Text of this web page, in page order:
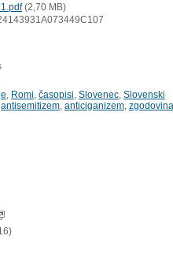
(2,70 MB)
Romi časopisi Slovenec Slovenski
antisemitizem anticiganizem zgodovina